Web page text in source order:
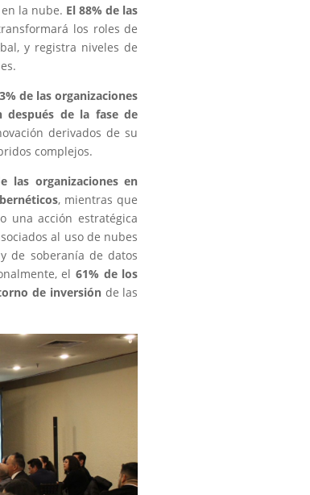
la nube. El 88% de las
los roles de
y registra niveles de
de las organizaciones
después de la fase de
derivados de su
complejos.
las organizaciones en
, mientras que
una acción estratégica
al uso de nubes
de soberanía de datos
el61% de los
de inversiónde las